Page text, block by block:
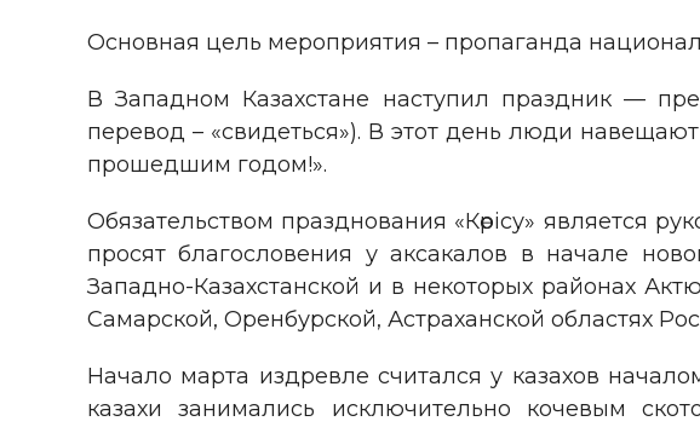
Основная цель мероприятия – пропаганда
В Западном Казахстане наступил праздник —
перевод – «свидеться»). В этот день люди
прошедшим годом!».
Обязательством празднования «Көрісу» является
просят благословения у аксакалов в начале
Западно-Казахстанской и в некоторых районах
Самарской, Оренбурской, Астраханской областях
Начало марта издревле считался у казахов
казахи занимались исключительно кочевым